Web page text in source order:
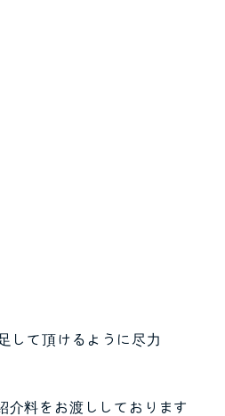
して頂けるように尽力
介料をお渡ししております